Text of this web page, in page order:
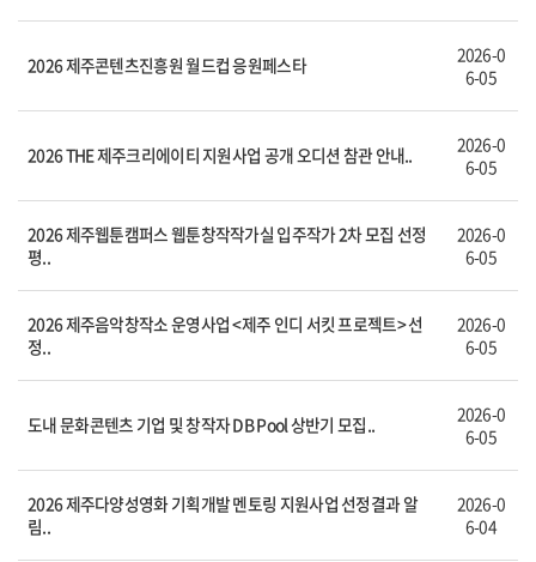
2026 제주콘텐츠진흥원 월드컵 응원페스타
2026-0
6-05
2026 THE 제주크리에이티 지원사업 공개 오디션 참관 안내..
2026-0
6-05
2026 제주웹툰캠퍼스 웹툰창작작가실 입주작가 2차 모집 선정
평..
2026-0
6-05
2026 제주음악창작소 운영사업 <제주 인디 서킷 프로젝트> 선
정..
2026-0
6-05
도내 문화콘텐츠 기업 및 창작자 DB Pool 상반기 모집..
2026-0
6-05
2026 제주다양성영화 기획개발 멘토링 지원사업 선정결과 알
림..
2026-0
6-04